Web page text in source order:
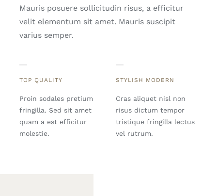
Mauris posuere sollicitudin risus, a efficitur
velit elementum sit amet. Mauris suscipit
varius semper.
TOP QUALITY
Proin sodales pretium
fringilla. Sed sit amet
quam a est efficitur
molestie.
STYLISH MODERN
Cras aliquet nisl non
risus dictum tempor
tristique fringilla lectus
vel rutrum.